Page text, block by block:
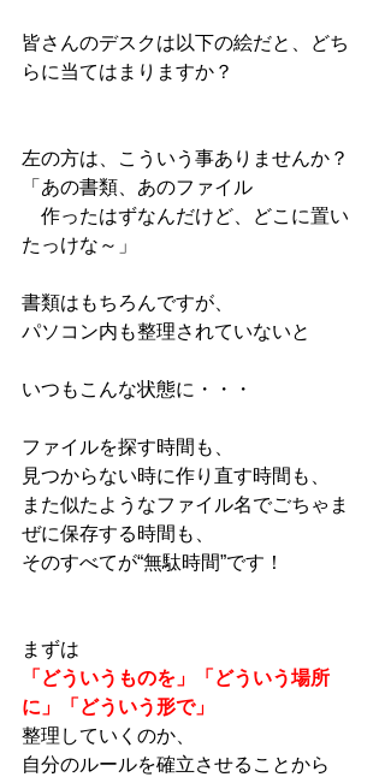
皆さんのデスクは以下の絵だと、どち
らに当てはまりますか？
左の方は、こういう事ありませんか？
「あの書類、あのファイル
作ったはずなんだけど、どこに置い
たっけな～」
書類はもちろんですが、
パソコン内も整理されていないと
いつもこんな状態に・・・
ファイルを探す時間も、
見つからない時に作り直す時間も、
また似たようなファイル名でごちゃま
ぜに保存する時間も、
そのすべてが“無駄時間”です！
まずは
「どういうものを」「どういう場所
に」「どういう形で」
整理していくのか、
自分のルールを確立させることから